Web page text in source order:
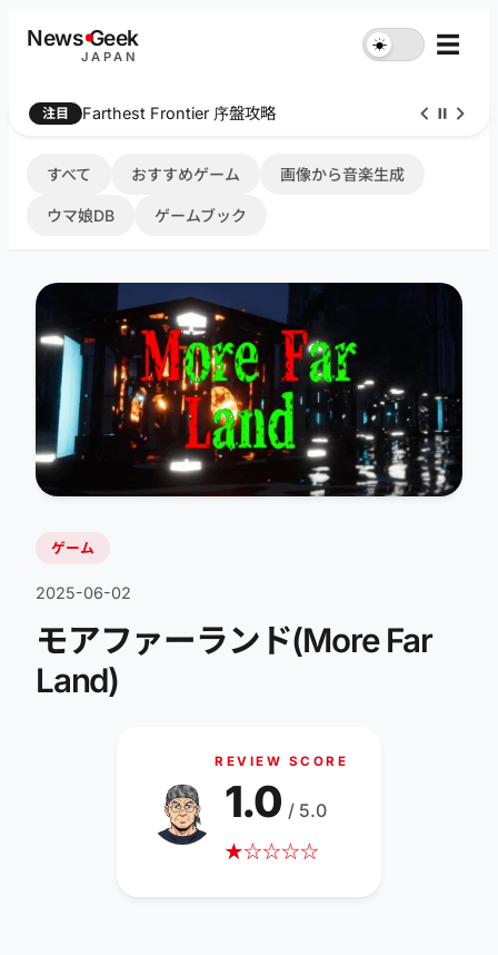
NewsGeek
JAPAN
☀︎ ☰
注目 Farthest Frontier 序盤攻略
すべて おすすめゲーム 画像から音楽生成
ウマ娘DB ゲームブック
ゲーム
2025-06-02
モアファーランド(More Far
Land)
REVIEW SCORE
★☆☆☆☆
1.0 / 5.0